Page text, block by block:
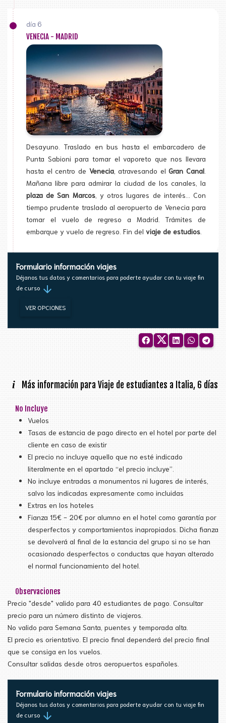
día 6
VENECIA - MADRID
Desayuno. Traslado en bus hasta el embarcadero de
Punta Sabioni para tomar el vaporeto que nos llevara
hasta el centro de Venecia, atravesando elGran Canal
Mañana libre para admirar la ciudad de los canales, la
plaza de San Marcos, y otros lugares de interés... Con
tiempo prudente traslado al aeropuerto de Venecia para
tomar el vuelo de regreso a Madrid. Trámites de
embarque y vuelo de regreso. Fin del viaje de estudios
Formulario información viajes
Déjanos tus datos y comentarios para poderte ayudar con tu viaje fin
de curso arrow_downward
VER OPCIONES
i Más información para Viaje de estudiantes a Italia, 6 días
No Incluye
Vuelos
Tasas de estancia de pago directo en el hotel por parte del
cliente en caso de existir
El precio no incluye aquello que no esté indicado
literalmente en el apartado “el precio incluye”.
No incluye entradas a monumentos ni lugares de interés,
salvo las indicadas expresamente como incluidas
Extras en los hoteles
Fianza 15€ - 20€ por alumno en el hotel como garantía por
desperfectos y comportamientos inapropiados. Dicha fianza
se devolverá al final de la estancia del grupo si no se han
ocasionado desperfectos o conductas que hayan alterado
el normal funcionamiento del hotel.
Observaciones
Precio "desde" valido para 40 estudiantes de pago. Consultar
precio para un número distinto de viajeros.
No valido para Semana Santa, puentes y temporada alta.
El precio es orientativo. El precio final dependerá del precio final
que se consiga en los vuelos.
Consultar salidas desde otros aeropuertos españoles.
Formulario información viajes
Déjanos tus datos y comentarios para poderte ayudar con tu viaje fin
de curso arrow_downward